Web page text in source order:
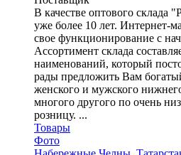
В качестве оптового склада
уже более 10 лет. Интернет-
свое функционирование с
Ассортимент склада
наименований, который
рады предложить Вам
женского и мужского
многого другого по очень
розницу. ...
Товары
Фото